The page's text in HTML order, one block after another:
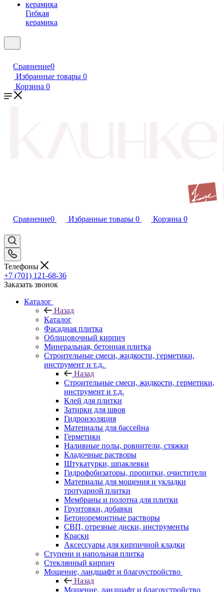
Гибкая
керамика
Сравнение0
Избранные товары 0
Корзина 0
Сравнение0 Избранные товары 0 Корзина 0
Телефоны
+7 (701) 121-68-36
Заказать звонок
Каталог
Назад
Каталог
Фасадная плитка
Облицовочный кирпич
Минеральная, бетонная плитка
Строительные смеси, жидкости, герметики,
инструмент и т.д.
Назад
Строительные смеси, жидкости, герметики,
инструмент и т.д.
Клей для плитки
Затирки для швов
Гидроизоляция
Материалы для бассейна
Герметики
Наливные полы, ровнители, стяжки
Кладочные растворы
Штукатурки, шпаклевки
Гидрофобизаторы, пропитки, очистители
Материалы для мощения и укладки
тротуарной плитки
Мембраны и полотна для плитки
Грунтовки, добавки
Бетоноремонтные растворы
СВП, отрезные диски, инструменты
Краски
Аксессуары для кирпичной кладки
Ступени и напольная плитка
Cтеклянный кирпич
Мощение, ландшафт и благоустройство
Назад
Мощение, ландшафт и благоустройство